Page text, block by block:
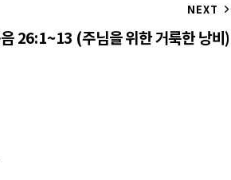
NEXT
26:1~13 (주님을 위한 거룩한 낭비)